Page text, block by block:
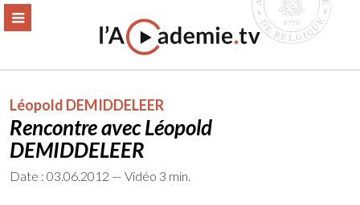
Aller
MENU
Léopold DEMIDDELEER
Rencontre avec Léopold
DEMIDDELEER
Date : 03.06.2012 — Vidéo 3 min.